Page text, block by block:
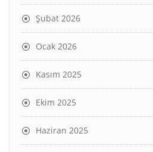
Şubat 2026
Ocak 2026
Kasım 2025
Ekim 2025
Haziran 2025